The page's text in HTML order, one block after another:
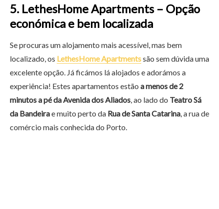
5. LethesHome Apartments – Opção
económica e bem localizada
Se procuras um alojamento mais acessível, mas bem
localizado, os LethesHome Apartmentssão sem dúvida uma
excelente opção. Já ficámos lá alojados e adorámos a
experiência! Estes apartamentos estão a menos de 2
minutos a pé da Avenida dos Aliados , ao lado do Teatro Sá
da Bandeirae muito perto da Rua de Santa Catarina , a rua de
comércio mais conhecida do Porto.